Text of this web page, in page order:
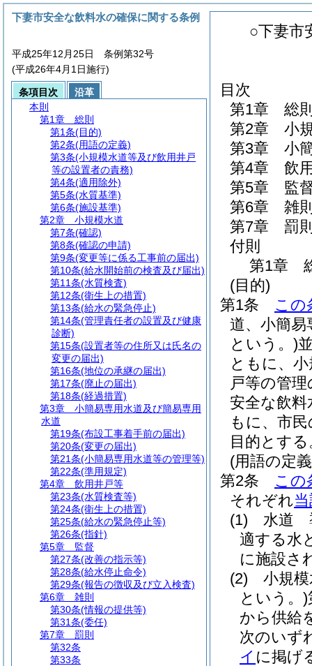
○下妻市
目次
第1章
総
第2章
小
第3章
小
第4章
飲
第5章
監
第6章
雑
第7章
罰
付則
第1章
(目的)
第1条
この
道、小簡易
という。)
ともに、
戸等の管
安全な飲
もに、市
目的とする
(用語の定
第2条
この
それぞれ
(1)
水道
適する水
に施設さ
(2)
小規
という。)
から供給
次のいず
イ に掲げ
下妻市安全な飲料水の確保に関する条例
平成25年12月25日 条例第32号
(平成26年4月1日施行)
条項目次
沿革
本則
第1章
総則
第1条(目的)
第2条(用語の定義)
第3条(小規模水道等及び飲用井戸
等の設置者の責務)
第4条(適用除外)
第5条(水質基準)
第6条(施設基準)
第2章
小規模水道
第7条(確認)
第8条(確認の申請)
第9条(変更等に係る工事前の届出)
第10条(給水開始前の検査及び届出)
第11条(水質検査)
第12条(衛生上の措置)
第13条(給水の緊急停止)
第14条(管理責任者の設置及び健康
診断)
第15条(設置者等の住所又は氏名の
変更の届出)
第16条(地位の承継の届出)
第17条(廃止の届出)
第18条(経過措置)
第3章
小簡易専用水道及び簡易専用
水道
第19条(布設工事着手前の届出)
第20条(変更の届出)
第21条(小簡易専用水道等の管理等)
第22条(準用規定)
第4章
飲用井戸等
第23条(水質検査等)
第24条(衛生上の措置)
第25条(給水の緊急停止等)
第26条(指針)
第5章
監督
第27条(改善の指示等)
第28条(給水停止命令)
第29条(報告の徴収及び立入検査)
第6章
雑則
第30条(情報の提供等)
第31条(委任)
第7章
罰則
第32条
第33条